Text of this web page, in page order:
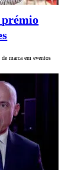
prémio
marca em eventos